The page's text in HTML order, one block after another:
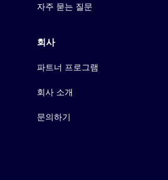
자주 묻는 질문
회사
파트너 프로그램
회사 소개
문의하기